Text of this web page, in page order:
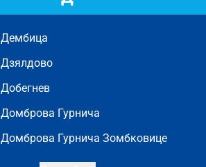
Дембица
Дзялдово
Добегнев
Домброва Гурнича
Домброва Гурнича Зомбковице